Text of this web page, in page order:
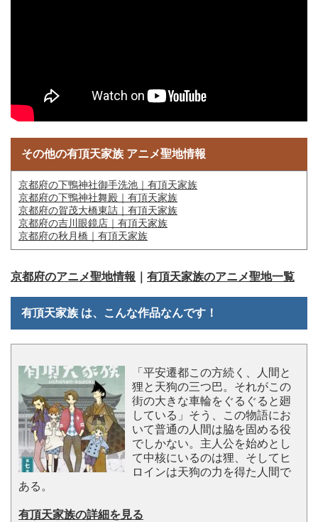
その他の有頂天家族 アニメ聖地情報
京都府の下鴨神社御手洗池｜有頂天家族
京都府の下鴨神社舞殿｜有頂天家族
京都府の賀茂大橋東詰｜有頂天家族
京都府の吉川眼鏡店｜有頂天家族
京都府の秋月橋｜有頂天家族
京都府のアニメ聖地情報 有頂天家族のアニメ聖地一覧
有頂天家族 は、こんな作品なんです！
「平安遷都この方続く、人間と
狸と天狗の三つ巴。それがこの
街の大きな車輪をぐるぐると廻
している」そう、この物語にお
いて普通の人間は脇を固める役
でしかない。主人公を始めとし
て中核にいるのは狸、そしてヒ
ロインは天狗の力を得た人間で
ある。
有頂天家族の詳細を見る